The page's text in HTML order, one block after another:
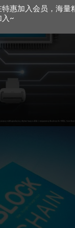
特惠加入会员，海量
入~